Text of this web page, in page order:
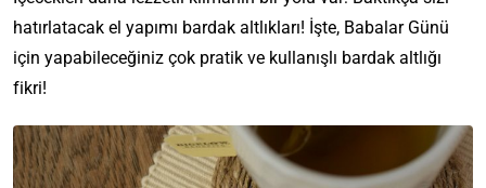
hatırlatacak el yapımı bardak altlıkları! İşte, Babalar Günü
için yapabileceğiniz çok pratik ve kullanışlı bardak altlığı
fikri!